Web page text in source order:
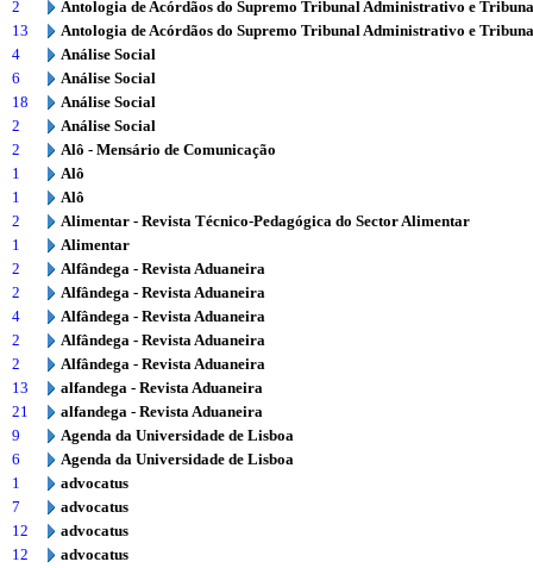
2
Antologia de Acórdãos do Supremo Tribunal Administrativo e
13
Antologia de Acórdãos do Supremo Tribunal Administrativo e
4
Análise Social
6
Análise Social
18
Análise Social
2
Análise Social
2
Alô - Mensário de Comunicação
1
Alô
1
Alô
2
Alimentar - Revista Técnico-Pedagógica do Sector Alimentar
1
Alimentar
2
Alfândega - Revista Aduaneira
2
Alfândega - Revista Aduaneira
4
Alfândega - Revista Aduaneira
2
Alfândega - Revista Aduaneira
2
Alfândega - Revista Aduaneira
13
alfandega - Revista Aduaneira
21
alfandega - Revista Aduaneira
9
Agenda da Universidade de Lisboa
6
Agenda da Universidade de Lisboa
1
advocatus
7
advocatus
12
advocatus
12
advocatus